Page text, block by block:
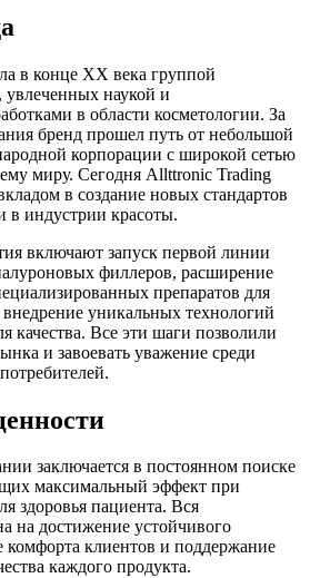
в конце XX века группой
увлеченных наукой и
в области косметологии. За
бренд прошел путь от небольшой
корпорации с широкой сетью
миру. Сегодня Allttronic Trading
в создание новых стандартов
в индустрии красоты.
включают запуск первой линии
филлеров, расширение
препаратов для
уникальных технологий
качества. Все эти шаги позволили
и завоевать уважение среди
заключается в постоянном поиске
максимальный эффект при
здоровья пациента. Вся
на достижение устойчивого
комфорта клиентов и поддержание
каждого продукта.